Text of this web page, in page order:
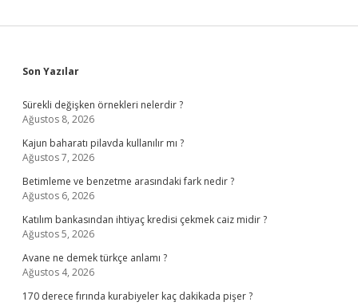
Sidebar
Son Yazılar
Sürekli değişken örnekleri nelerdir ?
Ağustos 8, 2026
Kajun baharatı pilavda kullanılır mı ?
Ağustos 7, 2026
Betimleme ve benzetme arasındaki fark nedir ?
Ağustos 6, 2026
Katılım bankasından ihtiyaç kredisi çekmek caiz midir ?
Ağustos 5, 2026
Avane ne demek türkçe anlamı ?
Ağustos 4, 2026
170 derece fırında kurabiyeler kaç dakikada pişer ?